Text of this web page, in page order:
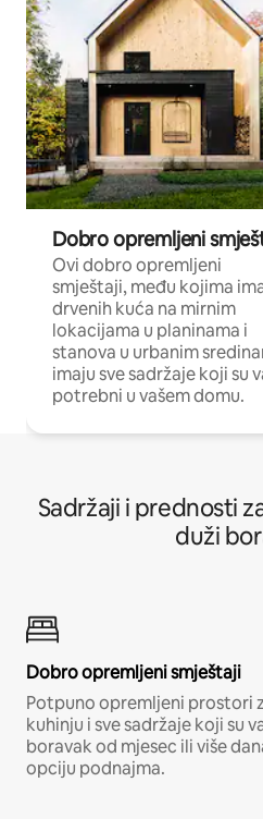
Dobro opremljeni
Ovi dobro opremljeni
smještaji, među kojima
drvenih kuća na mirnim
lokacijama u planinama i
stanova u urbanim
imaju sve sadržaje koji su
potrebni u vašem domu.
Sadržaji i prednosti
duži
Dobro opremljeni smještaji
Potpuno opremljeni prostori
kuhinju i sve sadržaje koji su
boravak od mjesec ili više
opciju podnajma.